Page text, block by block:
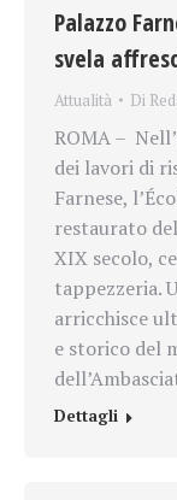
Palazzo
svela
Attualità Di
ROMA –
dei lavori di
Farnese,
restaurato
XIX secolo,
tappezzeria.
arricchisce
e storico del
Dettagli